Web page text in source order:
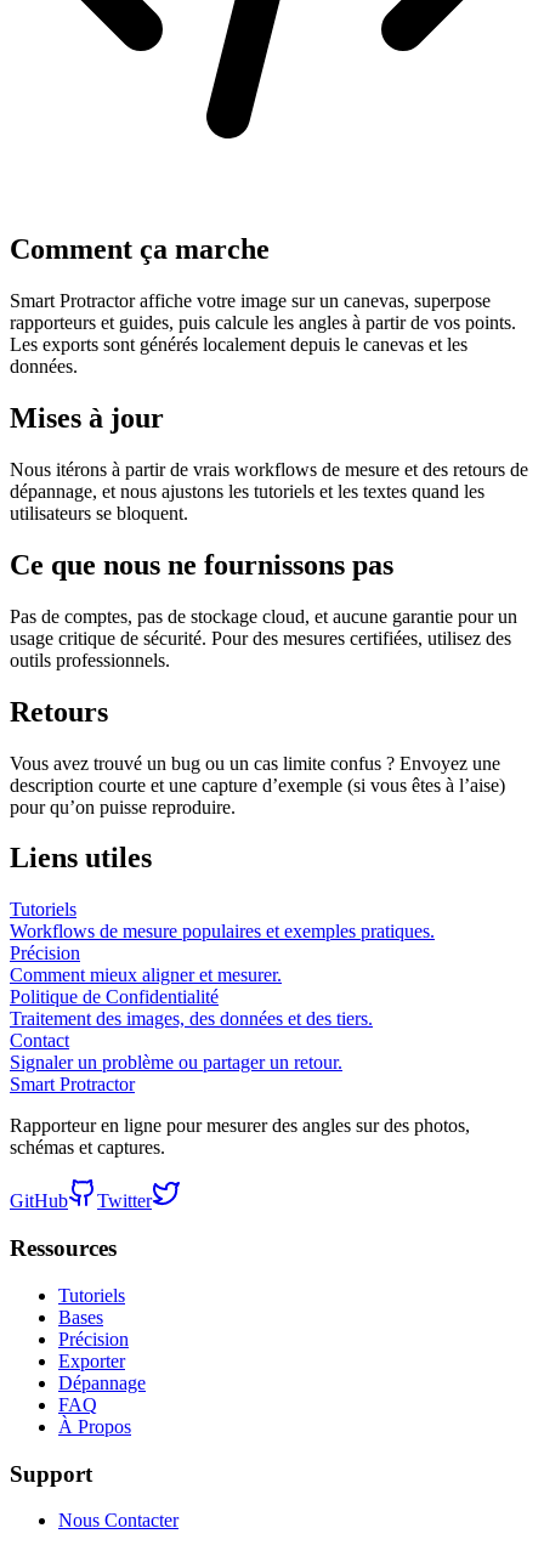
Comment ça marche
Smart Protractor affiche votre image sur un canevas, superpose
rapporteurs et guides, puis calcule les angles à partir de vos points.
Les exports sont générés localement depuis le canevas et les
données.
Mises à jour
Nous itérons à partir de vrais workflows de mesure et des retours de
dépannage, et nous ajustons les tutoriels et les textes quand les
utilisateurs se bloquent.
Ce que nous ne fournissons pas
Pas de comptes, pas de stockage cloud, et aucune garantie pour un
usage critique de sécurité. Pour des mesures certifiées, utilisez des
outils professionnels.
Retours
Vous avez trouvé un bug ou un cas limite confus ? Envoyez une
description courte et une capture d’exemple (si vous êtes à l’aise)
pour qu’on puisse reproduire.
Liens utiles
Tutoriels
Workflows de mesure populaires et exemples pratiques.
Précision
Comment mieux aligner et mesurer.
Politique de Confidentialité
Traitement des images, des données et des tiers.
Contact
Signaler un problème ou partager un retour.
Smart Protractor
Rapporteur en ligne pour mesurer des angles sur des photos,
schémas et captures.
GitHub Twitter
Ressources
Tutoriels
Bases
Précision
Exporter
Dépannage
FAQ
À Propos
Support
Nous Contacter